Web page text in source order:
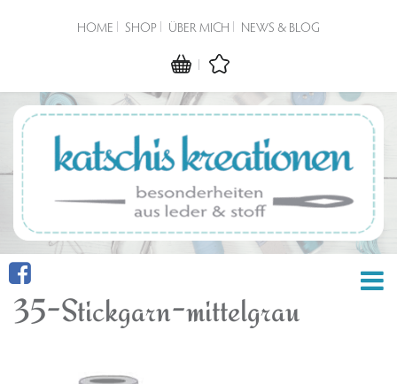
HOME SHOP ÜBER MICH NEWS & BLOG
35-Stickgarn-mittelgrau